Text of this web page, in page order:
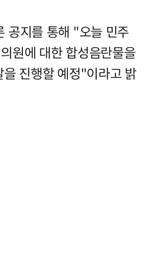
공지를 통해 "오늘 민주
원에 대한 합성음란물을
진행할 예정"이라고 밝